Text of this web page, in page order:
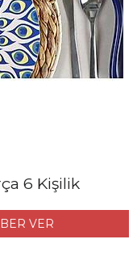
6 Kişilik
VER